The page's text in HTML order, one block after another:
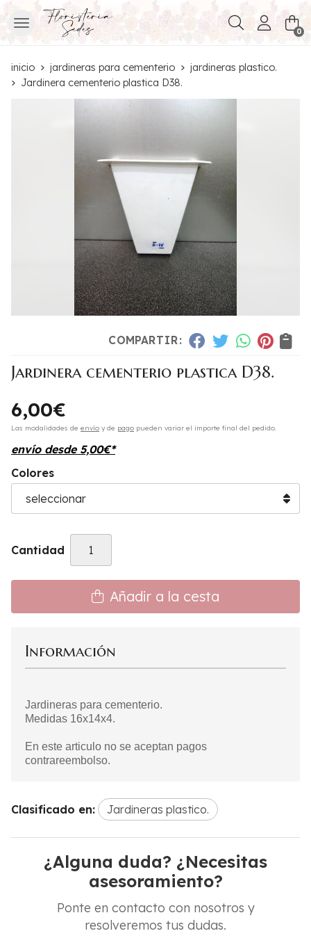
Buscar 0
inicio jardineras para cementerio
jardineras plastico.
Jardinera cementerio plastica D38.
COMPARTIR:
Jardinera cementerio plastica D38.
6,00€
Las modalidades de envío y de pago pueden variar el importe final del pedido.
envío desde 5,00€*
Colores
Cantidad
Añadir a la cesta
Información
Jardineras para cementerio.
Medidas 16x14x4.
En este articulo no se aceptan pagos
contrareembolso.
Clasificado en: Jardineras plastico.
¿Alguna duda? ¿Necesitas
asesoramiento?
Ponte en contacto con nosotros y
resolveremos tus dudas.